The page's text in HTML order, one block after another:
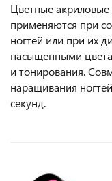
Цветные
применяются при
ногтей или при их
насыщенными
и тонирования.
наращивания
секунд.